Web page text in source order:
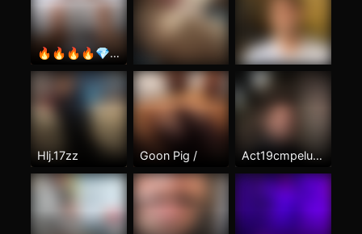
🔥🔥🔥🔥💎💎💎
Hlj.17zz Goon Pig / Act19cmpeluda